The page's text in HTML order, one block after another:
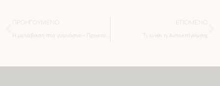
ΠΡΟΗΓΟΎΜΕΝΟ
Tι είναι η Αυτοεπίγνωση;